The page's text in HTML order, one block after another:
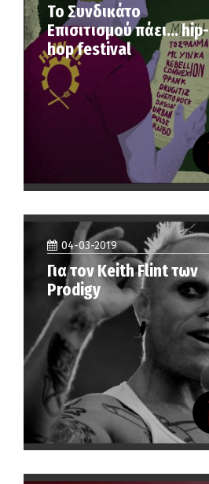
Το Συνδικάτο
Επισιτισμού πάει… hip-
hop festival
04-03-2019
Για τον Keith Flint των
Prodigy